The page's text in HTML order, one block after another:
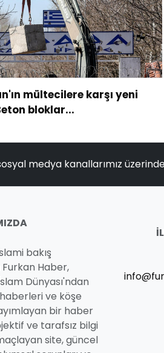
mültecilere karşı yeni
bloklar...
medya kanallarımız
bakış
Furkan Haber,
Dünyası'ndan
ve köşe
bir haber
ve tarafsız bilgi
site, güncel